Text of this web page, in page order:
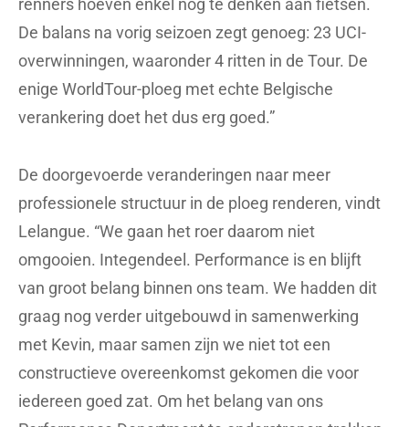
De balans na vorig seizoen zegt genoeg: 23 UCI-
overwinningen, waaronder 4 ritten in de Tour. De
enige WorldTour-ploeg met echte Belgische
verankering doet het dus erg goed.”
De doorgevoerde veranderingen naar meer
professionele structuur in de ploeg renderen, vindt
Lelangue. “We gaan het roer daarom niet
omgooien. Integendeel. Performance is en blijft
van groot belang binnen ons team. We hadden dit
graag nog verder uitgebouwd in samenwerking
met Kevin, maar samen zijn we niet tot een
constructieve overeenkomst gekomen die voor
iedereen goed zat. Om het belang van ons